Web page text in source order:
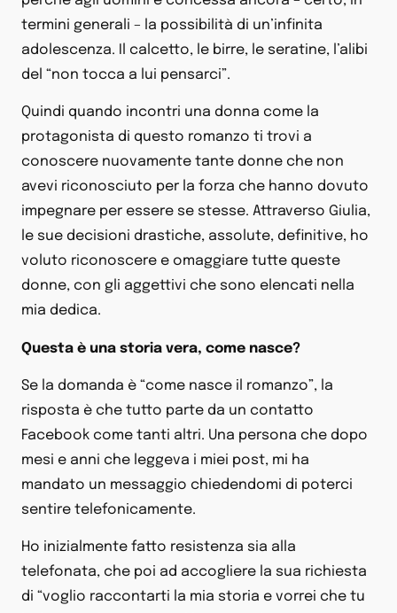
termini generali – la possibilità di un’infinita
adolescenza. Il calcetto, le birre, le seratine, l’alibi
del “non tocca a lui pensarci”.
Quindi quando incontri una donna come la
protagonista di questo romanzo ti trovi a
conoscere nuovamente tante donne che non
avevi riconosciuto per la forza che hanno dovuto
impegnare per essere se stesse. Attraverso Giulia,
le sue decisioni drastiche, assolute, definitive, ho
voluto riconoscere e omaggiare tutte queste
donne, con gli aggettivi che sono elencati nella
mia dedica.
Questa è una storia vera, come nasce?
Se la domanda è “come nasce il romanzo”, la
risposta è che tutto parte da un contatto
Facebook come tanti altri. Una persona che dopo
mesi e anni che leggeva i miei post, mi ha
mandato un messaggio chiedendomi di poterci
sentire telefonicamente.
Ho inizialmente fatto resistenza sia alla
telefonata, che poi ad accogliere la sua richiesta
di “voglio raccontarti la mia storia e vorrei che tu